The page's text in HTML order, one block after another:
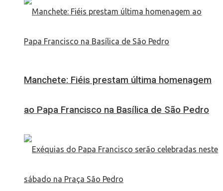
Manchete: Fiéis prestam última homenagem
ao Papa Francisco na Basílica de São Pedro